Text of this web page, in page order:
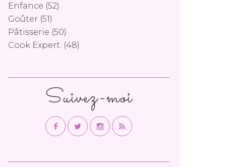
Enfance (52)
Goûter (51)
Pâtisserie (50)
Cook Expert. (48)
Suivez-moi